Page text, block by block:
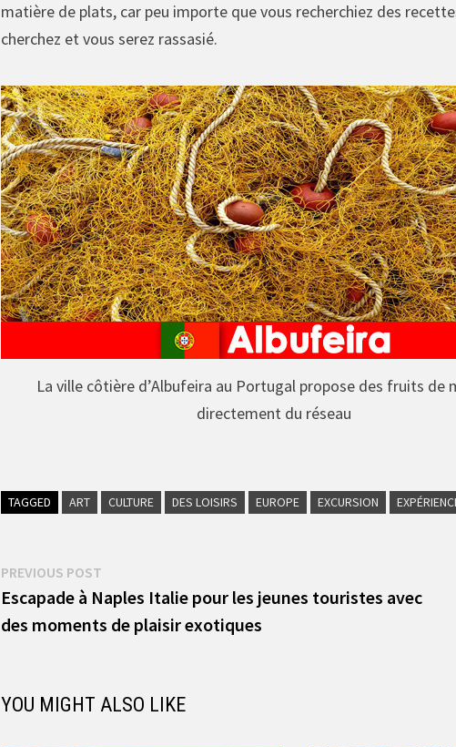
matière de plats, car peu importe que vous recherchiez des
cherchez et vous serez rassasié.
La ville côtière d’Albufeira au Portugal propose des fruits de
directement du réseau
TAGGED ART CULTURE DES LOISIRS EUROPE EXCURSION
Navigation
de
PREVIOUS POSTPrevious
post:
Escapade à Naples Italie pour les jeunes touristes avec
des moments de plaisir exotiques
YOU MIGHT ALSO LIKE